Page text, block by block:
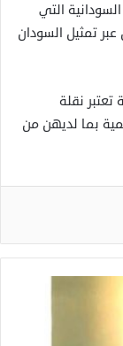
التي
تمثيل السودان
نقلة
بما لديهن من